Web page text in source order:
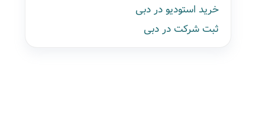
خرید استودیو در دبی
ثبت شرکت در دبی